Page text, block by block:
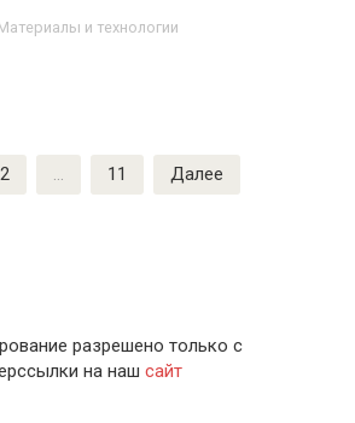
и технологии
2 … 11 Далее
разрешено только с
на наш сайт